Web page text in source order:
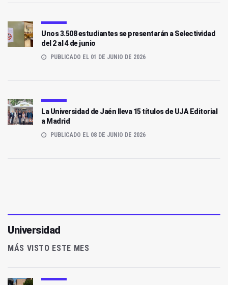
Unos 3.508 estudiantes se presentarán a Selectividad
del 2 al 4 de junio
PUBLICADO EL 01 DE JUNIO DE 2026
La Universidad de Jaén lleva 15 títulos de UJA Editorial
a Madrid
PUBLICADO EL 08 DE JUNIO DE 2026
Universidad
MÁS VISTO ESTE MES